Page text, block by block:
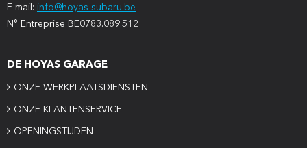
E-mail: info@hoyas-subaru.be
N° Entreprise BE0783.089.512
DE HOYAS GARAGE
ONZE WERKPLAATSDIENSTEN
ONZE KLANTENSERVICE
OPENINGSTIJDEN